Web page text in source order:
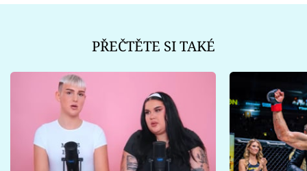
PŘEČTĚTE SI TAKÉ